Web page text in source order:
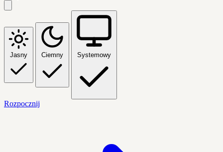
Jasny Ciemny Systemowy
Rozpocznij